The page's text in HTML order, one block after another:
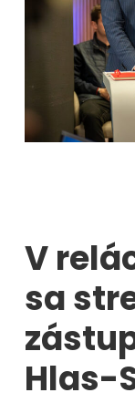
V
sa
Hlas-